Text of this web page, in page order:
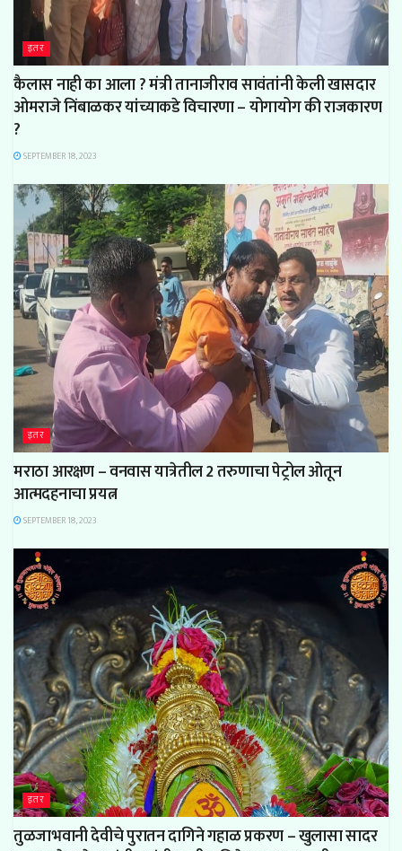
इतर
कैलास नाही का आला ? मंत्री तानाजीराव सावंतांनी केली खासदार
ओमराजे निंबाळकर यांच्याकडे विचारणा – योगायोग की राजकारण
?
SEPTEMBER 18, 2023
इतर
मराठा आरक्षण – वनवास यात्रेतील 2 तरुणाचा पेट्रोल ओतून
आत्मदहनाचा प्रयत्न
SEPTEMBER 18, 2023
इतर
तुळजाभवानी देवीचे पुरातन दागिने गहाळ प्रकरण – खुलासा सादर